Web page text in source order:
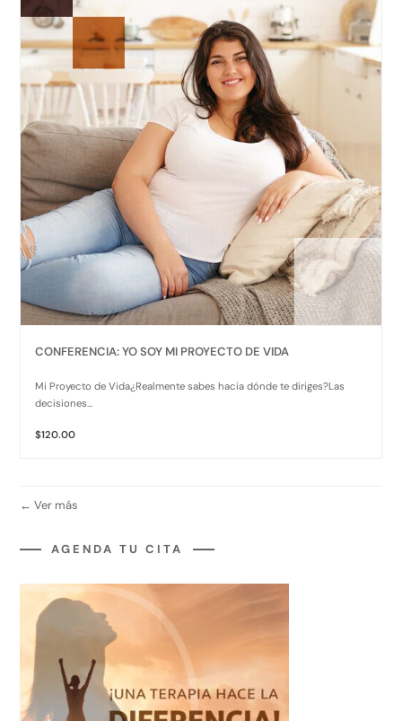
CONFERENCIA: YO SOY MI PROYECTO DE VIDA
Mi Proyecto de Vida¿Realmente sabes hacia dónde te diriges?Las
decisiones...
$120.00
Ver más
AGENDA TU CITA